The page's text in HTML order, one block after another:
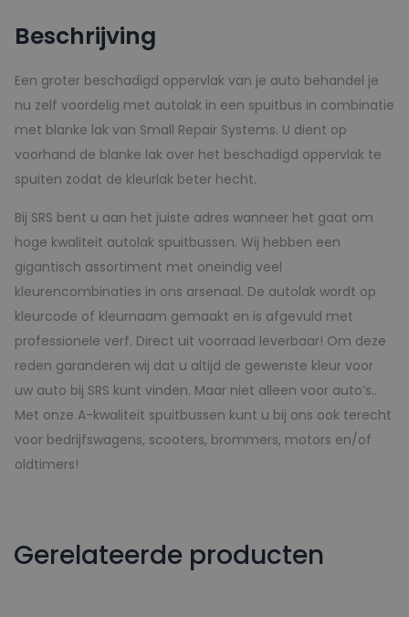
Beschrijving
Een groter beschadigd oppervlak van je auto behandel je
nu zelf voordelig met autolak in een spuitbus in combinatie
met blanke lak van Small Repair Systems. U dient op
voorhand de blanke lak over het beschadigd oppervlak te
spuiten zodat de kleurlak beter hecht.
Bij SRS bent u aan het juiste adres wanneer het gaat om
hoge kwaliteit autolak spuitbussen. Wij hebben een
gigantisch assortiment met oneindig veel
kleurencombinaties in ons arsenaal. De autolak wordt op
kleurcode of kleurnaam gemaakt en is afgevuld met
professionele verf. Direct uit voorraad leverbaar! Om deze
reden garanderen wij dat u altijd de gewenste kleur voor
uw auto bij SRS kunt vinden. Maar niet alleen voor auto’s..
Met onze A-kwaliteit spuitbussen kunt u bij ons ook terecht
voor bedrijfswagens, scooters, brommers, motors en/of
oldtimers!
Gerelateerde producten